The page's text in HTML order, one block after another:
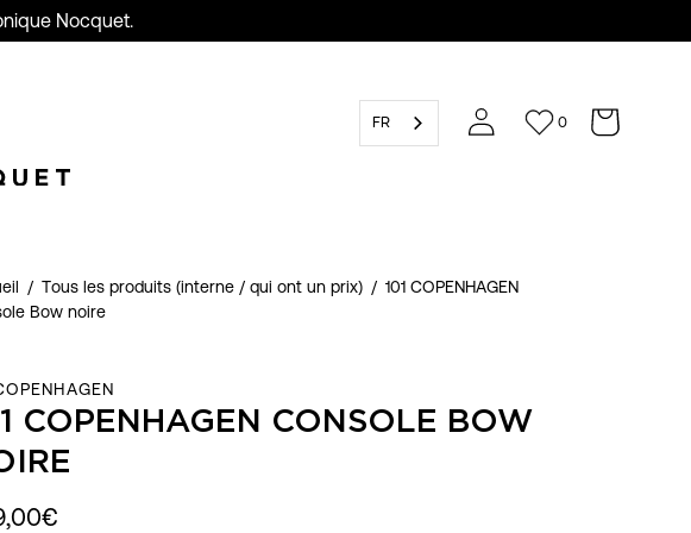
Nocquet.
FR 0
/ Tous les produits (interne / qui ont un prix) / 101 COPENHAGEN
Bow noire
COPENHAGEN CONSOLE BOW